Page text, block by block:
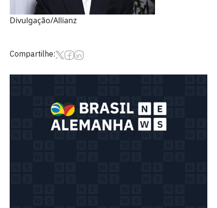
Divulgação/Allianz
Compartilhe: